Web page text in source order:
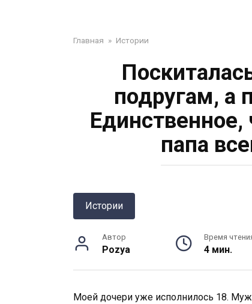
Главная » Истории
подругам, а
Единственное,
папа
Истории
Автор
Pozya
Время
4 мин.
Моей дочери уже исполнилось 18.